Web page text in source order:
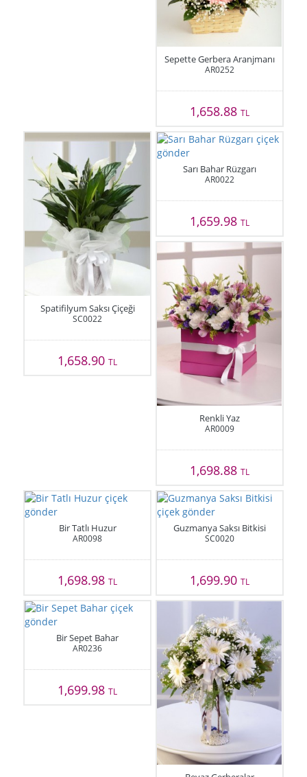
Sepette Gerbera Aranjmanı
AR0252
1,658.88 TL
Spatifilyum Saksı Çiçeği
SC0022
1,658.90TL
Sarı Bahar Rüzgarı
AR0022
1,659.98 TL
Renkli Yaz
AR0009
1,698.88 TL
Bir Tatlı Huzur
AR0098
1,698.98TL
Guzmanya Saksı Bitkisi
SC0020
1,699.90 TL
Bir Sepet Bahar
AR0236
1,699.98TL